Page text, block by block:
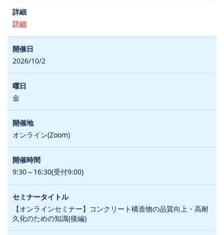
詳細
2026/10/2
金
オンライン(Zoom)
9:30～16:30(受付9:00)
【オンラインセミナー】コンクリート構造物の品質向上・高耐
久化のための知識(後編)